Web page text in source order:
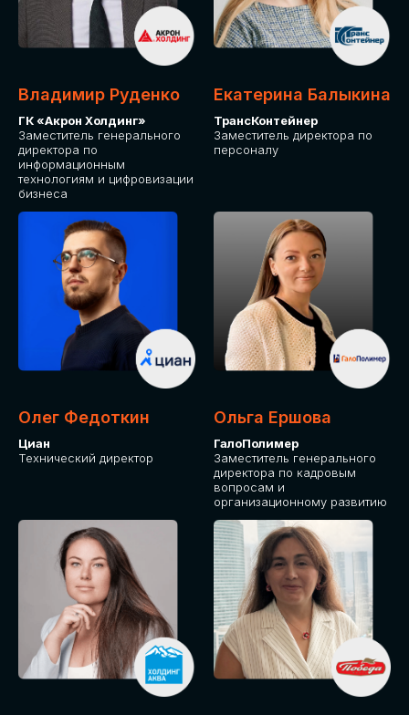
Владимир Руденко
ГК «Акрон Холдинг»
Заместитель генерального
директора по
информационным
технологиям и цифровизации
бизнеса
Екатерина Балыкина
ТрансКонтейнер
Заместитель директора по
персоналу
Олег Федоткин
Циан
Технический директор
Ольга Ершова
ГалоПолимер
Заместитель генерального
директора по кадровым
вопросам и
организационному развитию